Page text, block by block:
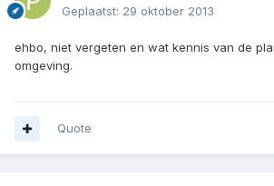
Geplaatst: 29 oktober 2013
ehbo, niet vergeten en wat kennis van de
omgeving.
Quote